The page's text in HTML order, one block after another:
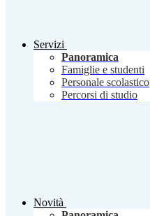
Servizi
Panoramica
Famiglie e studenti
Personale scolastico
Percorsi di studio
Novità